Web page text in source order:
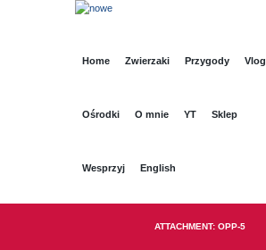
Home Zwierzaki Przygody Vlog
Ośrodki O mnie YT Sklep
Wesprzyj English
ATTACHMENT: OPP-5